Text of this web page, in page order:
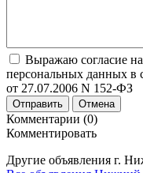
Выражаю согласие
персональных данных в
от 27.07.2006 N 152-ФЗ
Отправить Отмена
Комментарии (0)
Комментировать
Другие объявления г.